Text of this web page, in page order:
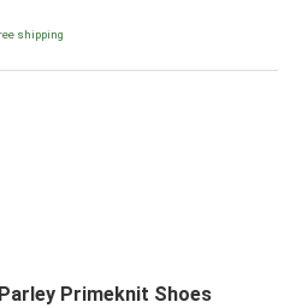
shipping
Primeknit Shoes